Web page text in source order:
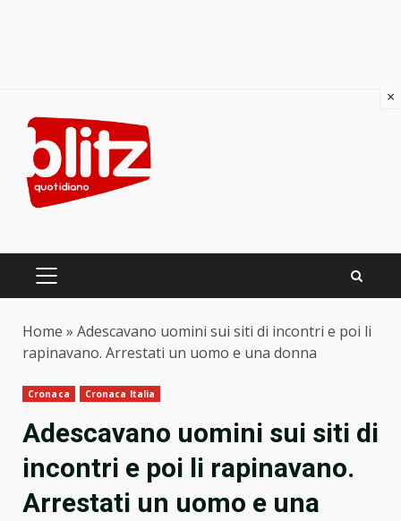
content
PRIMARY
Home » Adescavano uomini sui siti di incontri e poi li
rapinavano. Arrestati un uomo e una donna
Cronaca Cronaca Italia
Adescavano uomini sui siti di
incontri e poi li rapinavano.
Arrestati un uomo e una
×